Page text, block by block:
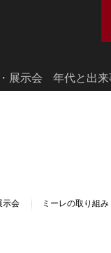
示会 ミーレの取り組み
展示会 年代と出来